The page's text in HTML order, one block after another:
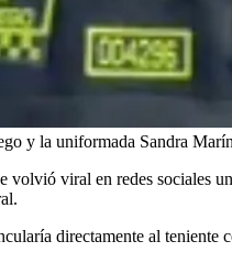
y la uniformada Sandra
volvió viral en redes sociales
directamente al teniente